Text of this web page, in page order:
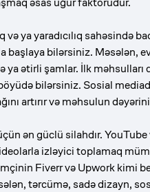
ya yaradıcılıq sahəsində
bilərsiniz. Məsələn,
ya ətirli şamlar. İlk məhsulları
bilərsiniz. Sosial
artırır və məhsulun
ən güclü silahdır.
izləyici toplamaq
Fiverr və Upwork kimi
tərcümə, sadə dizayn,